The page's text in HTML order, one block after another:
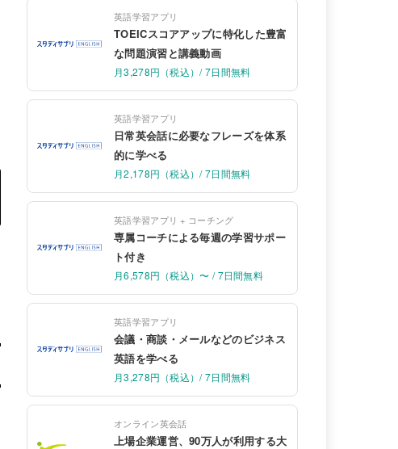
英語学習アプリ
TOEICスコアアップに特化した豊富
な問題演習と講義動画
月3,278円（税込）/ 7日間無料
英語学習アプリ
日常英会話に必要なフレーズを体系
的に学べる
月2,178円（税込）/ 7日間無料
英語学習アプリ + コーチング
専属コーチによる毎週の学習サポー
ト付き
月6,578円（税込）〜 / 7日間無料
英語学習アプリ
会議・商談・メールなどのビジネス
英語を学べる
月3,278円（税込）/ 7日間無料
オンライン英会話
上場企業運営、90万人が利用する大